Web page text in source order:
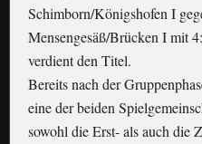
Schimborn/Königshofen I
Mensengesäß/Brücken I mit
verdient den Titel.
Bereits nach der
eine der beiden
sowohl die Erst- als auch die